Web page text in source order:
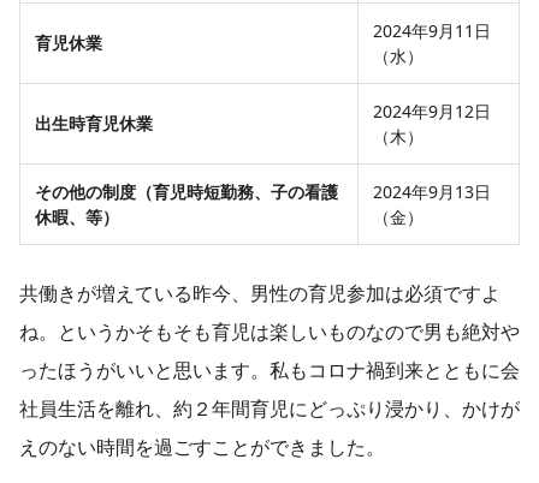
育児休業
2024年9月11日
（水）
出生時育児休業
2024年9月12日
（木）
その他の制度（育児時短勤務、子の看護
休暇、等）
2024年9月13日
（金）
共働きが増えている昨今、男性の育児参加は必須ですよ
ね。というかそもそも育児は楽しいものなので男も絶対や
ったほうがいいと思います。私もコロナ禍到来とともに会
社員生活を離れ、約２年間育児にどっぷり浸かり、かけが
えのない時間を過ごすことができました。